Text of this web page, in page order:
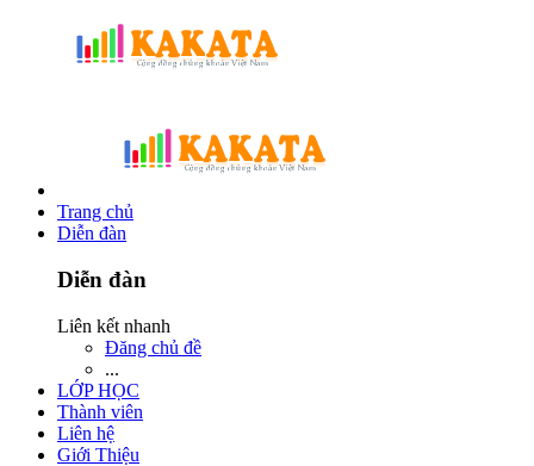
Trang chủ
Diễn đàn
Diễn đàn
Liên kết nhanh
Đăng chủ đề
...
LỚP HỌC
Thành viên
Liên hệ
Giới Thiệu